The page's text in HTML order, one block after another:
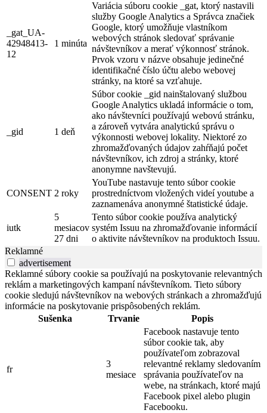
_gat_UA-
42948413-
12
1 minúta
Variácia súboru cookie _gat, ktorý nastavili
služby Google Analytics a Správca značiek
Google, ktorý umožňuje vlastníkom
webových stránok sledovať správanie
návštevníkov a merať výkonnosť stránok.
Prvok vzoru v názve obsahuje jedinečné
identifikačné číslo účtu alebo webovej
stránky, na ktoré sa vzťahuje.
_gid 1 deň
Súbor cookie _gid nainštalovaný službou
Google Analytics ukladá informácie o tom,
ako návštevníci používajú webovú stránku,
a zároveň vytvára analytickú správu o
výkonnosti webovej lokality. Niektoré zo
zhromažďovaných údajov zahŕňajú počet
návštevníkov, ich zdroj a stránky, ktoré
anonymne navštevujú.
CONSENT 2 roky
YouTube nastavuje tento súbor cookie
prostredníctvom vložených videí youtube a
zaznamenáva anonymné štatistické údaje.
iutk
5
mesiacov
27 dni
Tento súbor cookie používa analytický
systém Issuu na zhromažďovanie informácií
o aktivite návštevníkov na produktoch Issuu.
Reklamné
advertisement
Reklamné súbory cookie sa používajú na poskytovanie relevantných
reklám a marketingových kampaní návštevníkom. Tieto súbory
cookie sledujú návštevníkov na webových stránkach a zhromažďujú
informácie na poskytovanie prispôsobených reklám.
Sušenka
Trvanie Popis
fr
3
mesiace
Facebook nastavuje tento
súbor cookie tak, aby
používateľom zobrazoval
relevantné reklamy sledovaním
správania používateľov na
webe, na stránkach, ktoré majú
Facebook pixel alebo plugin
Facebooku.